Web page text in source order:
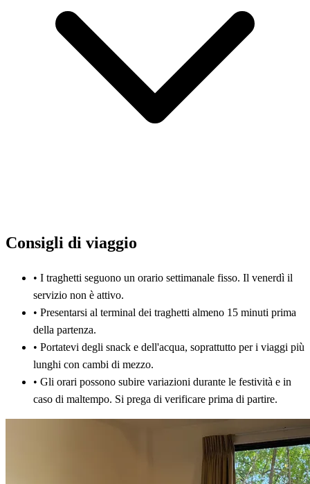
Consigli di viaggio
• I traghetti seguono un orario settimanale fisso. Il venerdì il
servizio non è attivo.
• Presentarsi al terminal dei traghetti almeno 15 minuti prima
della partenza.
• Portatevi degli snack e dell'acqua, soprattutto per i viaggi più
lunghi con cambi di mezzo.
• Gli orari possono subire variazioni durante le festività e in
caso di maltempo. Si prega di verificare prima di partire.